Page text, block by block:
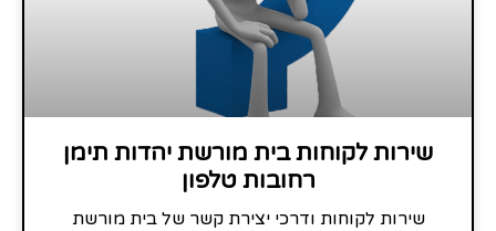
שירות לקוחות בית מורשת יהדות תימן
רחובות טלפון
שירות לקוחות ודרכי יצירת קשר של בית מורשת